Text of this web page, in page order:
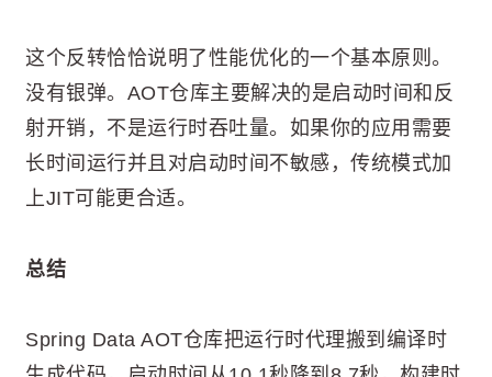
这个反转恰恰说明了性能优化的一个基本原则。
没有银弹。AOT仓库主要解决的是启动时间和反
射开销，不是运行时吞吐量。如果你的应用需要
长时间运行并且对启动时间不敏感，传统模式加
上JIT可能更合适。
总结
Spring Data AOT仓库把运行时代理搬到编译时